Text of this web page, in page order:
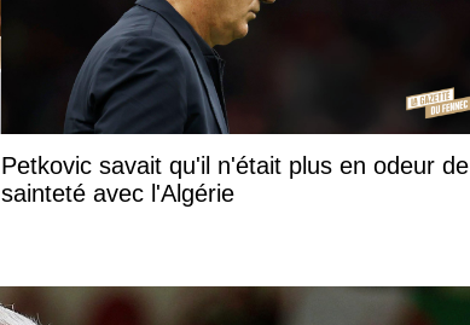
Petkovic savait qu'il n'était plus en odeur de
sainteté avec l'Algérie